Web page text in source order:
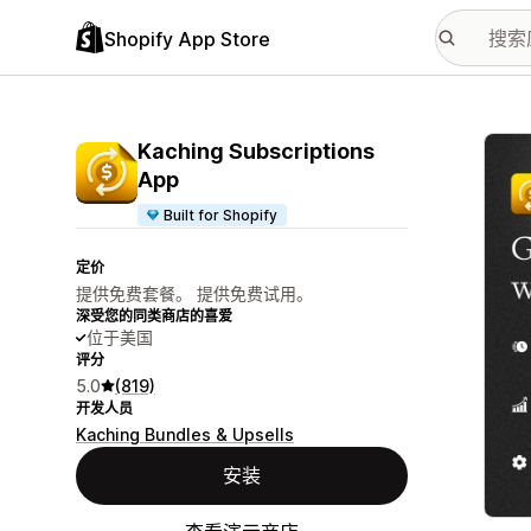
Shopify App Store
Kaching Subscriptions
App
Built for Shopify
定价
提供免费套餐。 提供免费试用。
深受您的同类商店的喜爱
位于美国
评分
5.0 (819)
开发人员
Kaching Bundles & Upsells
安装
配图